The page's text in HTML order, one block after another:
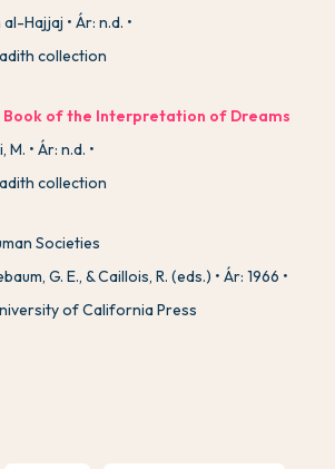
al-Hajjaj
Ár: n.d.
collection
Book of the Interpretation of Dreams
M.
Ár: n.d.
collection
Societies
G. E., & Caillois, R. (eds.)
Ár: 1966
of California Press